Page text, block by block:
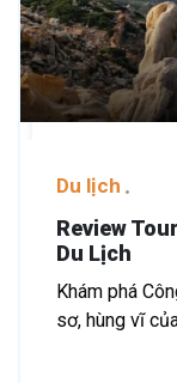
Du lịch
Review
Du Lịch
Khám phá
sơ, hùng vĩ